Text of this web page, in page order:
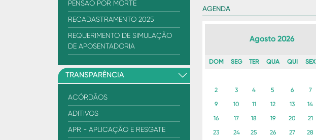
PENSÃO POR MORTE
RECADASTRAMENTO 2025
REQUERIMENTO DE SIMULAÇÃO
DE APOSENTADORIA
TRANSPARÊNCIA
ACÓRDÃOS
ADITIVOS
APR - APLICAÇÃO E RESGATE
AGENDA
Agosto 2026
DOM SEG TER QUA QUI SEX
2 3 4 5 6 7
9 10 11 12 13 14
16 17 18 19 20 21
23 24 25 26 27 28